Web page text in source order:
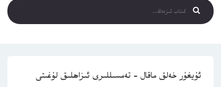
ئۇيغۇر خەلق ماقال – تەمسىللىرى ئىزاھلىق لۇغىتى